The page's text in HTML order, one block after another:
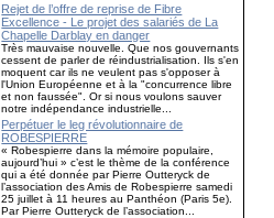
Rejet de l’offre de reprise de Fibre
Excellence - Le projet des salariés de La
Chapelle Darblay en danger
Très mauvaise nouvelle. Que nos gouvernants
cessent de parler de réindustrialisation. Ils s'en
moquent car ils ne veulent pas s'opposer à
l'Union Européenne et à la "concurrence libre
et non faussée". Or si nous voulons sauver
notre indépendance industrielle...
Perpétuer le leg révolutionnaire de
ROBESPIERRE
« Robespierre dans la mémoire populaire,
aujourd’hui » c’est le thème de la conférence
qui a été donnée par Pierre Outteryck de
l’association des Amis de Robespierre samedi
25 juillet à 11 heures au Panthéon (Paris 5e).
Par Pierre Outteryck de l’association...